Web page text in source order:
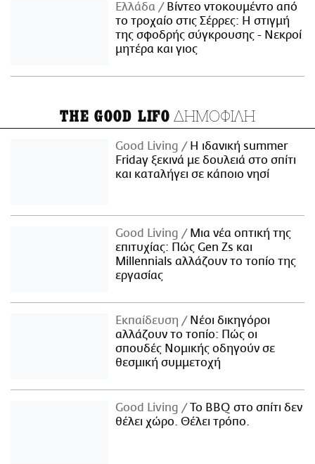
Ελλάδα
Βίντεο ντοκουμέντο από
το τροχαίο στις Σέρρες: Η στιγμή
της σφοδρής σύγκρουσης - Νεκροί
μητέρα και γιος
THE GOOD LIFO ΔΗΜΟΦΙΛΗ
Good Living
Η ιδανική summer
Friday ξεκινά με δουλειά στο σπίτι
και καταλήγει σε κάποιο νησί
Good Living
Μια νέα οπτική της
επιτυχίας: Πώς Gen Zs και
Millennials αλλάζουν το τοπίο της
εργασίας
Εκπαίδευση
Νέοι δικηγόροι
αλλάζουν το τοπίο: Πώς οι
σπουδές Νομικής οδηγούν σε
θεσμική συμμετοχή
Good Living
Το BBQ στο σπίτι δεν
θέλει χώρο. Θέλει τρόπο.